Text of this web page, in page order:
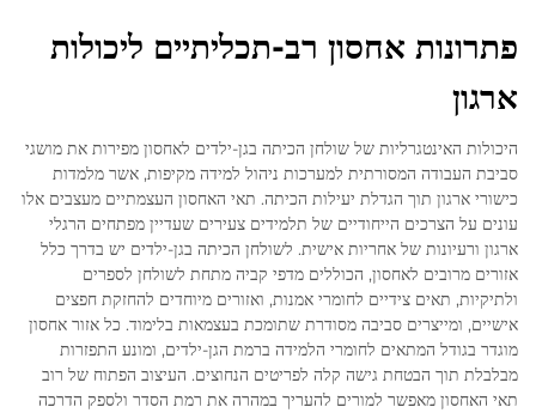
פתרונות אחסון רב-תכליתיים ליכולות
ארגון
היכולות האינטגרליות של שולחן הכיתה בגן-ילדים לאחסון מפירות את מושגי
סביבת העבודה המסורתית למערכות ניהול למידה מקיפות, אשר מלמדות
כישורי ארגון תוך הגדלת יעילות הכיתה. תאי האחסון העצמתיים מעצבים אלו
עונים על הצרכים הייחודיים של תלמידים צעירים שעדיין מפתחים הרגלי
ארגון ורעיונות של אחריות אישית. לשולחן הכיתה בגן-ילדים יש בדרך כלל
אזורים מרובים לאחסון, הכוללים מדפי קביה מתחת לשולחן לספרים
ולתיקיות, תאים צידיים לחומרי אמנות, ואזורים מיוחדים להחזקת חפצים
אישיים, ומייצרים סביבה מסודרת שתומכת בעצמאות בלימוד. כל אזור אחסון
מוגדר בגודל המתאים לחומרי הלמידה ברמת הגן-ילדים, ומונע התפזרות
מבלבלת תוך הבטחת גישה קלה לפריטים הנחוצים. העיצוב הפתוח של רוב
תאי האחסון מאפשר למורים להעריך במהרה את רמת הסדר ולספק הדרכה